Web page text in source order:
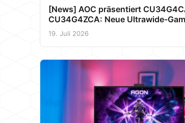
[News] AOC präsentiert
CU34G4ZCA: Neue Ultrawide-
Monitore mit bis zu 250 Hz, USB-C
19. Juli 2026